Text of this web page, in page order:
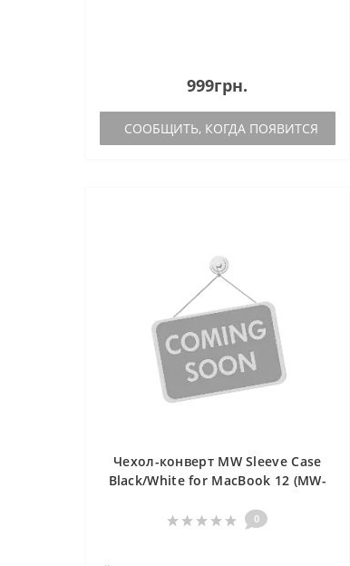
999грн.
СООБЩИТЬ, КОГДА ПОЯВИТСЯ
Чехол-конверт MW Sleeve Case
Black/White for MacBook 12 (MW-
0
..